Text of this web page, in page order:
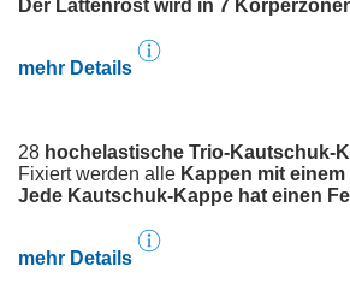
Der Lattenrost wird in 7
mehr Details
28 hochelastische Trio-Kautschuk-
Fixiert werden alle Kappen mit
Jede Kautschuk-Kappe hat einen
mehr Details